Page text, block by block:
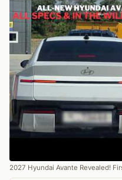
2027 Hyundai Avante Revealed!